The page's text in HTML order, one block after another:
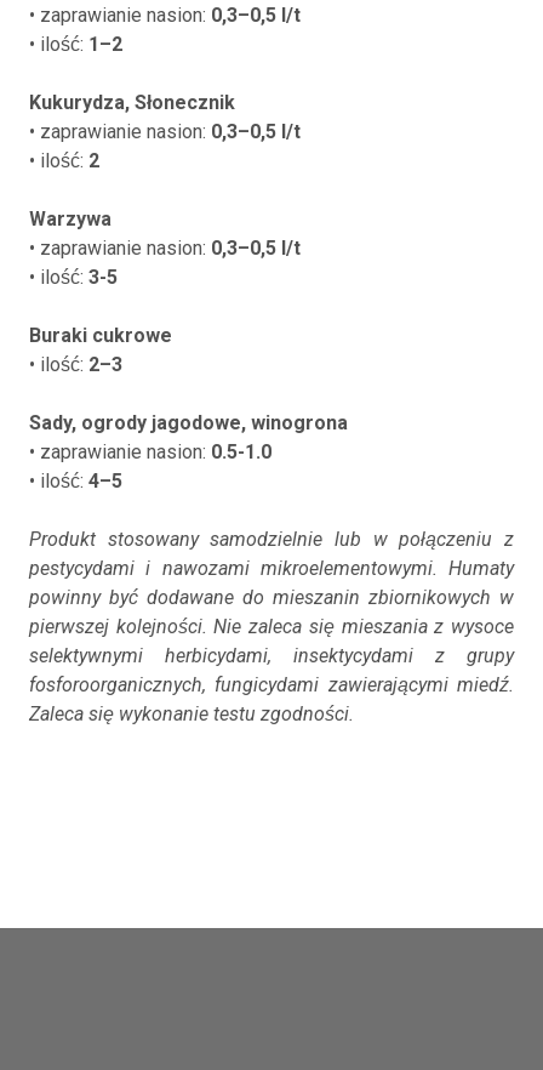
• zaprawianie nasion: 0,3–0,5 l/t
• ilość: 1–2
Kukurydza, Słonecznik
• zaprawianie nasion: 0,3–0,5 l/t
• ilość: 2
Warzywa
• zaprawianie nasion: 0,3–0,5 l/t
• ilość: 3-5
Buraki cukrowe
• ilość: 2–3
Sady, ogrody jagodowe, winogrona
• zaprawianie nasion: 0.5-1.0
• ilość: 4–5
Produkt stosowany samodzielnie lub w połączeniu z
pestycydami i nawozami mikroelementowymi. Humaty
powinny być dodawane do mieszanin zbiornikowych w
pierwszej kolejności. Nie zaleca się mieszania z wysoce
selektywnymi herbicydami, insektycydami z grupy
fosforoorganicznych, fungicydami zawierającymi miedź.
Zaleca się wykonanie testu zgodności.